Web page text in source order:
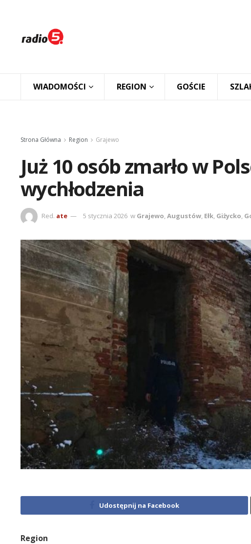
WIADOMOŚCI REGION GOŚCIE
Strona Główna Region Grajewo
Już 10 osób zmarło w
wychłodzenia
Red. ate 5 stycznia 2026 w Grajewo,Augustów, Ełk, Giżycko,
Udostępnij na Facebook
Region